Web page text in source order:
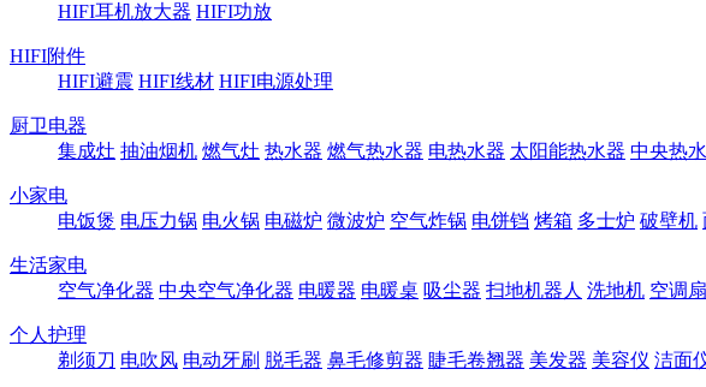
HIFI耳机放大器 HIFI功放
HIFI附件
HIFI避震 HIFI线材 HIFI电源处理
厨卫电器
集成灶 抽油烟机 燃气灶 热水器 燃气热水器 电热水器 太阳能热水器 中央热
小家电
电饭煲 电压力锅 电火锅 电磁炉 微波炉 空气炸锅 电饼铛 烤箱 多士炉 破壁机
生活家电
空气净化器 中央空气净化器 电暖器 电暖桌 吸尘器 扫地机器人 洗地机 空调扇
个人护理
剃须刀 电吹风 电动牙刷 脱毛器 鼻毛修剪器 睫毛卷翘器 美发器 美容仪 洁面